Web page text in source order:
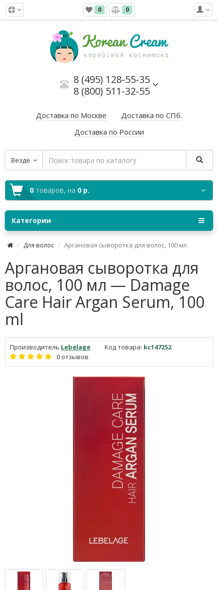
0 0
8 (495) 128-55-35
8 (800) 511-32-55
Доставка по Москве
Доставка по СПб.
Доставка по России
Везде
0 товаров, на 0 р.
Категории
Для волос Аргановая сыворотка для волос, 100 мл
Аргановая сыворотка для
волос, 100 мл — Damage
Care Hair Argan Serum, 100
ml
Производитель Lebelage Код товара: kc147252
0 отзывов